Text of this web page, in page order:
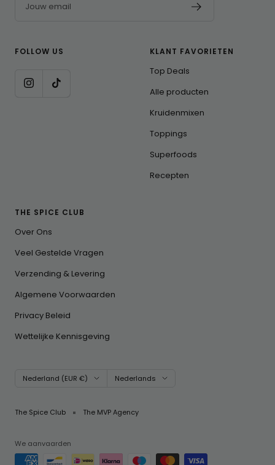
Jouw email
FOLLOW US KLANT FAVORIETEN
Top Deals
Alle producten
Kruidenmixen
Toppings
Superfoods
Recepten
THE SPICE CLUB
Over Ons
Veel Gestelde Vragen
Verzending & Levering
Algemene Voorwaarden
Privacy Beleid
Wettelijke Kennisgeving
Land/regio
Nederland (EUR €) Taal
Nederlands
The Spice Club The MVP Agency
We aanvaarden